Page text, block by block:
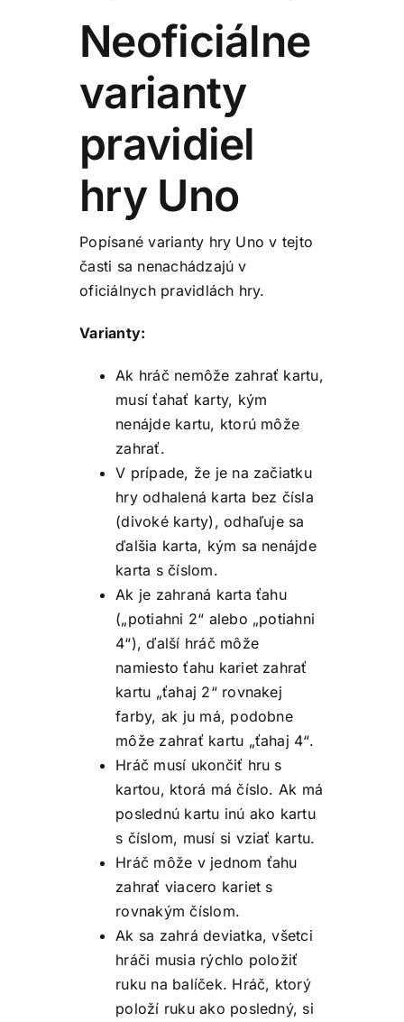
Neoficiálne
varianty
pravidiel
hry Uno
Popísané varianty hry Uno v tejto
časti sa nenachádzajú v
oficiálnych pravidlách hry.
Varianty:
Ak hráč nemôže zahrať kartu,
musí ťahať karty, kým
nenájde kartu, ktorú môže
zahrať.
V prípade, že je na začiatku
hry odhalená karta bez čísla
(divoké karty), odhaľuje sa
ďalšia karta, kým sa nenájde
karta s číslom.
Ak je zahraná karta ťahu
(„potiahni 2“ alebo „potiahni
4“), ďalší hráč môže
namiesto ťahu kariet zahrať
kartu „ťahaj 2“ rovnakej
farby, ak ju má, podobne
môže zahrať kartu „ťahaj 4“.
Hráč musí ukončiť hru s
kartou, ktorá má číslo. Ak má
poslednú kartu inú ako kartu
s číslom, musí si vziať kartu.
Hráč môže v jednom ťahu
zahrať viacero kariet s
rovnakým číslom.
Ak sa zahrá deviatka, všetci
hráči musia rýchlo položiť
ruku na balíček. Hráč, ktorý
položí ruku ako posledný, si